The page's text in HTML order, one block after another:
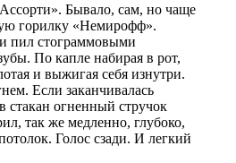
Бывало, сам, но чаще
горилку «Немирофф».
пил стограммовыми
По капле набирая в рот,
и выжигая себя изнутри.
Если заканчивалась
стакан огненный стручок
так же медленно, глубоко,
Голос сзади. И легкий